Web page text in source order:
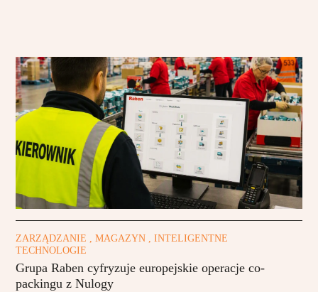
ZARZĄDZANIE , MAGAZYN , INTELIGENTNE
TECHNOLOGIE
Grupa Raben cyfryzuje europejskie operacje co-
packingu z Nulogy